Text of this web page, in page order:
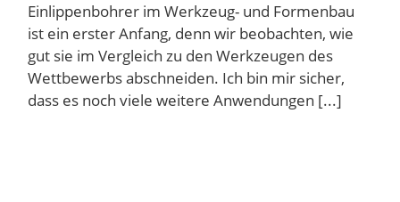
Einlippenbohrer im Werkzeug- und Formenbau
ist ein erster Anfang, denn wir beobachten, wie
gut sie im Vergleich zu den Werkzeugen des
Wettbewerbs abschneiden. Ich bin mir sicher,
dass es noch viele weitere Anwendungen [...]